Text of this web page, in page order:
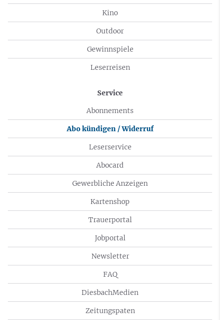
Kino
Outdoor
Gewinnspiele
Leserreisen
Service
Abonnements
Abo kündigen / Widerruf
Leserservice
Abocard
Gewerbliche Anzeigen
Kartenshop
Trauerportal
Jobportal
Newsletter
FAQ
DiesbachMedien
Zeitungspaten